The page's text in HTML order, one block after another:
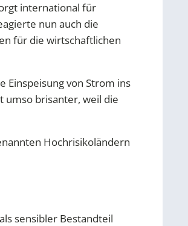
international für
nun auch die
für die wirtschaftlichen
Einspeisung von Strom ins
umso brisanter, weil die
Hochrisikoländern
sensibler Bestandteil